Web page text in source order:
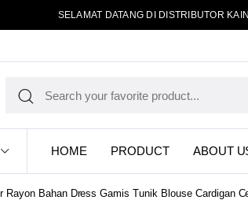
SELAMAT DATANG DI DISTRIBUTOR
HOME PRODUCT ABOUT
Rayon Bahan Dress Gamis Tunik Blouse Cardigan